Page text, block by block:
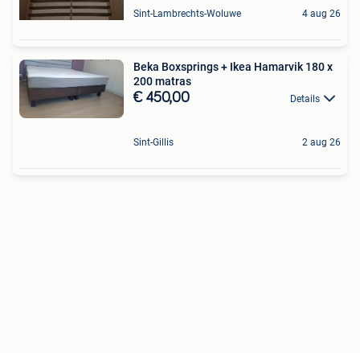
Sint-Lambrechts-Woluwe 4 aug 26
Beka Boxsprings + Ikea Hamarvik 180 x
200 matras
€ 450,00 Details
Sint-Gillis 2 aug 26